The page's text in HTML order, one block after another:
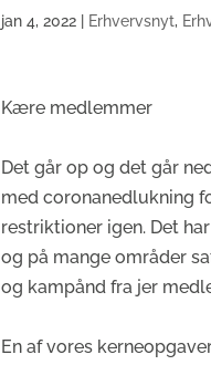
jan 4, 2022 Erhvervsnyt,
Kære medlemmer
Det går op og det går
med coronanedlukning
restriktioner igen. Det
og på mange områder
og kampånd fra jer
En af vores